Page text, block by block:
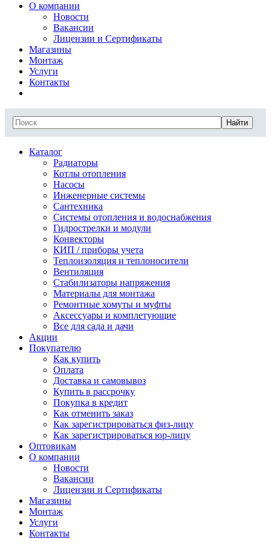
О компании
Новости
Вакансии
Лицензии и Сертификаты
Магазины
Монтаж
Услуги
Контакты
Найти
Каталог
Радиаторы
Котлы отопления
Насосы
Инженерные системы
Сантехника
Системы отопления и водоснабжения
Гидрострелки и модули
Конвекторы
КИП / приборы учета
Теплоизоляция и теплоносители
Вентиляция
Стабилизаторы напряжения
Материалы для монтажа
Ремонтные хомуты и муфты
Аксессуары и комплетующие
Все для сада и дачи
Акции
Покупателю
Как купить
Оплата
Доставка и самовывоз
Купить в рассрочку
Покупка в кредит
Как отменить заказ
Как зарегистрироваться физ-лицу
Как зарегистрироваться юр-лицу
Оптовикам
О компании
Новости
Вакансии
Лицензии и Сертификаты
Магазины
Монтаж
Услуги
Контакты